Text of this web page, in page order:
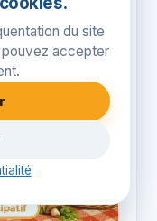
du site
accepter